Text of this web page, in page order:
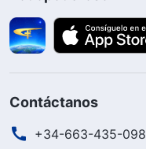
Contáctanos
+34-663-435-098